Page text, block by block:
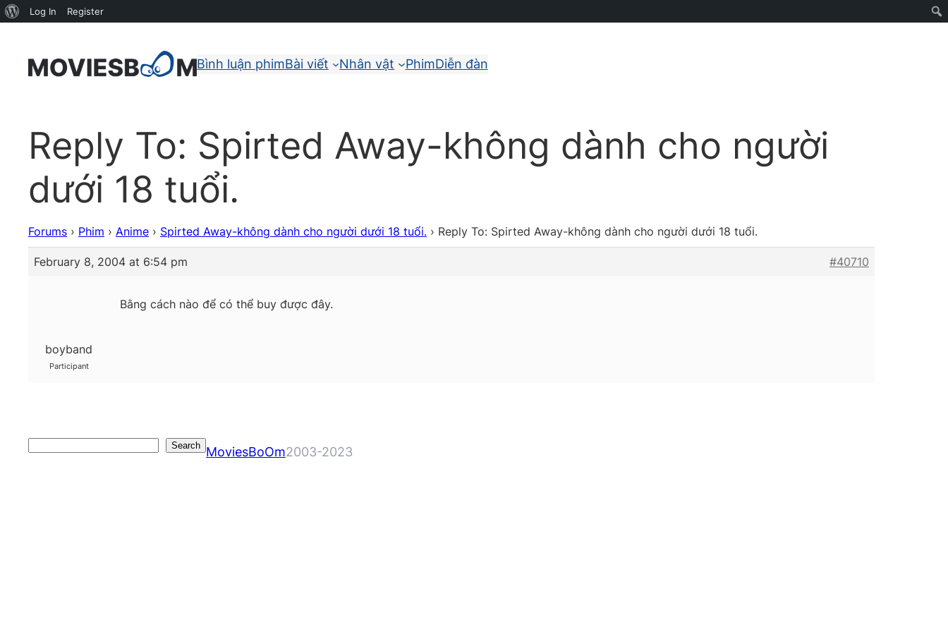
Bình luận phimBài viết Nhân vật PhimDiễn đàn
Reply To: Spirted Away-không dành cho người
dưới 18 tuổi.
Forums › Phim › Anime › Spirted Away-không dành cho người dưới 18 tuổi. › Reply To: Spirted Away-không dành cho người dưới 18 tuổi.
February 8, 2004 at 6:54 pm #40710
boyband
Participant
Bằng cách nào để có thể buy được đây.
Search MoviesBoOm2003-2023
About
Log In Register